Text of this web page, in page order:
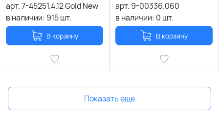
арт.7-45251.4.12 Gold New
в наличии: 915шт.
В корзину
арт. 9-00336.060
в наличии: 0 шт.
В корзину
Показать еще